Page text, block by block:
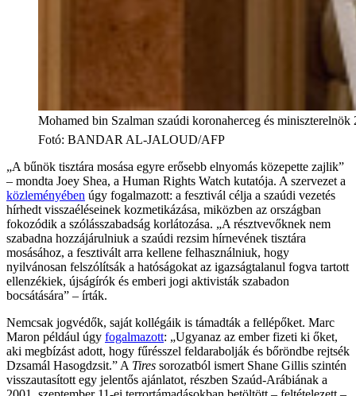
Mohamed bin Szalman szaúdi koronaherceg és miniszterelnök
Fotó: BANDAR AL-JALOUD/AFP
„A bűnök tisztára mosása egyre erősebb elnyomás közepette zajlik”
– mondta Joey Shea, a Human Rights Watch kutatója. A szervezet a
közleményében úgy fogalmazott: a fesztivál célja a szaúdi vezetés
hírhedt visszaéléseinek kozmetikázása, miközben az országban
fokozódik a szólásszabadság korlátozása. „A résztvevőknek nem
szabadna hozzájárulniuk a szaúdi rezsim hírnevének tisztára
mosásához, a fesztivált arra kellene felhasználniuk, hogy
nyilvánosan felszólítsák a hatóságokat az igazságtalanul fogva tartott
ellenzékiek, újságírók és emberi jogi aktivisták szabadon
bocsátására” – írták.
Nemcsak jogvédők, saját kollégáik is támadták a fellépőket. Marc
Maron például úgy fogalmazott: „Ugyanaz az ember fizeti ki őket,
aki megbízást adott, hogy fűrésszel feldarabolják és bőröndbe rejtsék
Dzsamál Hasogdzsit.” A Tires sorozatból ismert Shane Gillis szintén
visszautasított egy jelentős ajánlatot, részben Szaúd-Arábiának a